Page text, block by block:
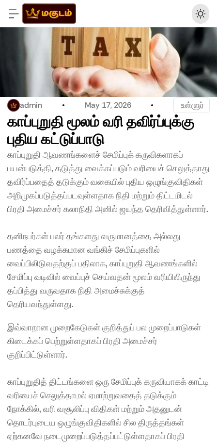
admin May 17, 2026 உள்ளூர்
காப்புறுதி மூலம் வரி தவிர்ப்புக்கு
புதிய கட்டுப்பாடு
காப்புறுதி ஆவணங்களைச் சேமிப்புக் கருவிகளாகப்
பயன்படுத்தி, தடுத்து வைக்கப்படும் வரியைச் செலுத்தாது
தவிர்ப்பதைத் தடுக்கும் வகையில் புதிய ஒழுங்குவிதிகள்
அறிமுகப்படுத்தப்படவுள்ளதாக நிதி மற்றும் திட்டமிடல்
பிரதி அமைச்சர் கலாநிதி அனில் ஜயந்த தெரிவித்துள்ளார்.
தனிநபர்கள் பலர் தங்களது வருமானத்தை அல்லது
பணத்தை வழக்கமான வங்கிச் சேமிப்புகளில்
வைப்பிலிடுவதற்குப் பதிலாக, காப்புறுதி ஆவணங்களில்
சேமிப்பு வடிவில் வைப்புச் செய்வதன் மூலம் வரியிலிருந்து
தப்பித்து வருவதாக நிதி அமைச்சுக்குத்
தெரியவந்துள்ளது.
இவ்வாறான முறைகேடுகள் குறித்துப் பல முறைப்பாடுகள்
கிடைக்கப் பெற்றுள்ளதாகப் பிரதி அமைச்சர்
குறிப்பிட்டுள்ளார்.
காப்புறுதித் திட்டங்களை ஒரு சேமிப்புக் கருவியாகக் காட்டி
வரியைச் செலுத்தாமல் ஏமாற்றுவதைத் தடுக்கும்
நோக்கில், வரி வசூலிப்பு விதிகள் மற்றும் அதனுடன்
தொடர்புடைய ஒழுங்குவிதிகளில் சில திருத்தங்கள்
ஏற்கனவே நடைமுறைப்படுத்தப்பட்டுள்ளதாகப் பிரதி